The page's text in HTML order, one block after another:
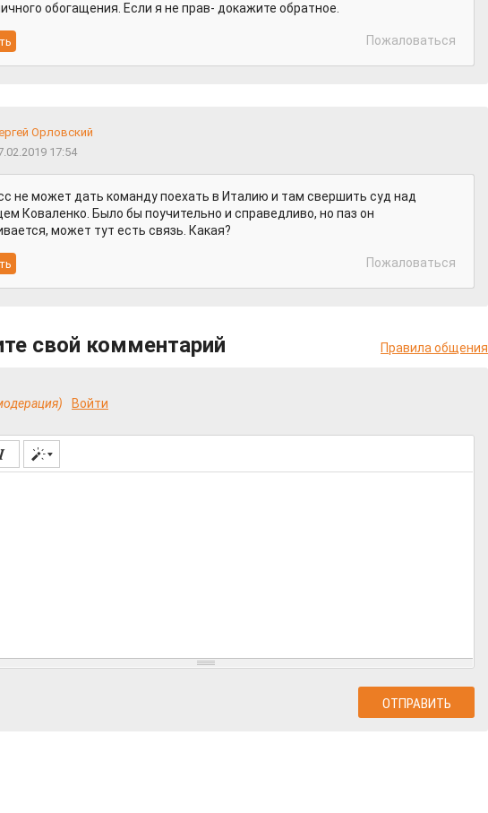
обогащения. Если я не прав- докажите обратное.
Пожаловаться
Орловский
17:54
не может дать команду поехать в Италию и там свершить суд над
Коваленко. Было бы поучительно и справедливо, но паз он
может тут есть связь. Какая?
Пожаловаться
свой комментарий Правила общения
Войти